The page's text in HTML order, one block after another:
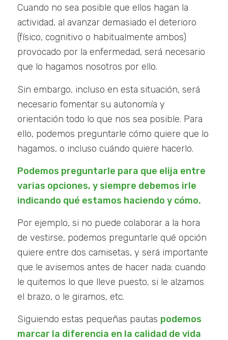
Cuando no sea posible que ellos hagan la
actividad, al avanzar demasiado el deterioro
(físico, cognitivo o habitualmente ambos)
provocado por la enfermedad, será necesario
que lo hagamos nosotros por ello.
Sin embargo, incluso en esta situación, será
necesario fomentar su autonomía y
orientación todo lo que nos sea posible. Para
ello, podemos preguntarle cómo quiere que lo
hagamos, o incluso cuándo quiere hacerlo.
Podemos preguntarle para que elija entre
varias opciones, y siempre debemos irle
indicando qué estamos haciendo y cómo.
Por ejemplo, si no puede colaborar a la hora
de vestirse, podemos preguntarle qué opción
quiere entre dos camisetas, y será importante
que le avisemos antes de hacer nada: cuando
le quitemos lo que lleve puesto, si le alzamos
el brazo, o le giramos, etc.
Siguiendo estas pequeñas pautas podemos
marcar la diferencia en la calidad de vida